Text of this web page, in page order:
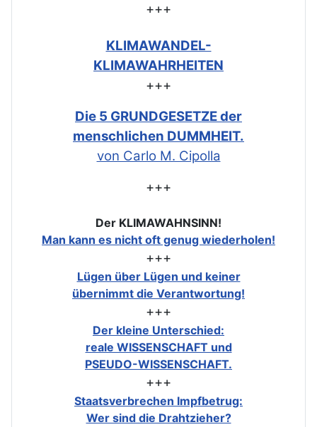
+++
KLIMAWANDEL-
KLIMAWAHRHEITEN
+++
Die 5 GRUNDGESETZE der
menschlichen DUMMHEIT.
von Carlo M. Cipolla
+++
Der KLIMAWAHNSINN!
Man kann es nicht oft genug wiederholen!
+++
Lügen über Lügen und keiner
übernimmt die Verantwortung!
+++
Der kleine Unterschied:
reale WISSENSCHAFT und
PSEUDO-WISSENSCHAFT.
+++
Staatsverbrechen Impfbetrug:
Wer sind die Drahtzieher?